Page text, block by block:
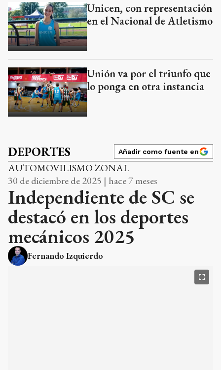
Unicen, con representación
en el Nacional de Atletismo
Unión va por el triunfo que
lo ponga en otra instancia
DEPORTES Añadir como fuente en
AUTOMOVILISMO ZONAL
30 de diciembre de 2025 | hace 7 meses
Independiente de SC se
destacó en los deportes
mecánicos 2025
Fernando Izquierdo